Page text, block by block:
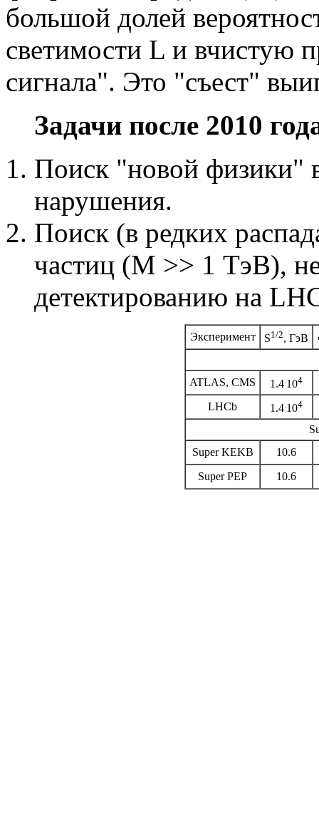
большой долей
светимости L и вчистую
сигнала". Это "съест"
Задачи после 2010
Поиск "новой физики"
нарушения.
Поиск (в редких
частиц (M >> 1 ТэВ),
детектированию на
Эксперимент S1/2, ГэВ
ATLAS, CMS 1.4 104
LHCb 1.4 104
Super KEKB
10.6
Super PEP
10.6